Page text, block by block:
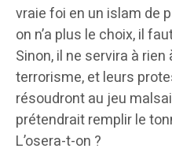
vraie foi en un islam de
on n’a plus le choix, il
Sinon, il ne servira à
terrorisme, et leurs
résoudront au jeu
prétendrait remplir le
L’osera-t-on ?